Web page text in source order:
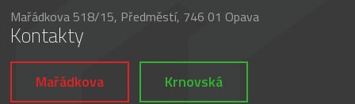
Mařádkova 518/15, Předměstí, 746 01 Opava
Kontakty
Mařádkova Krnovská